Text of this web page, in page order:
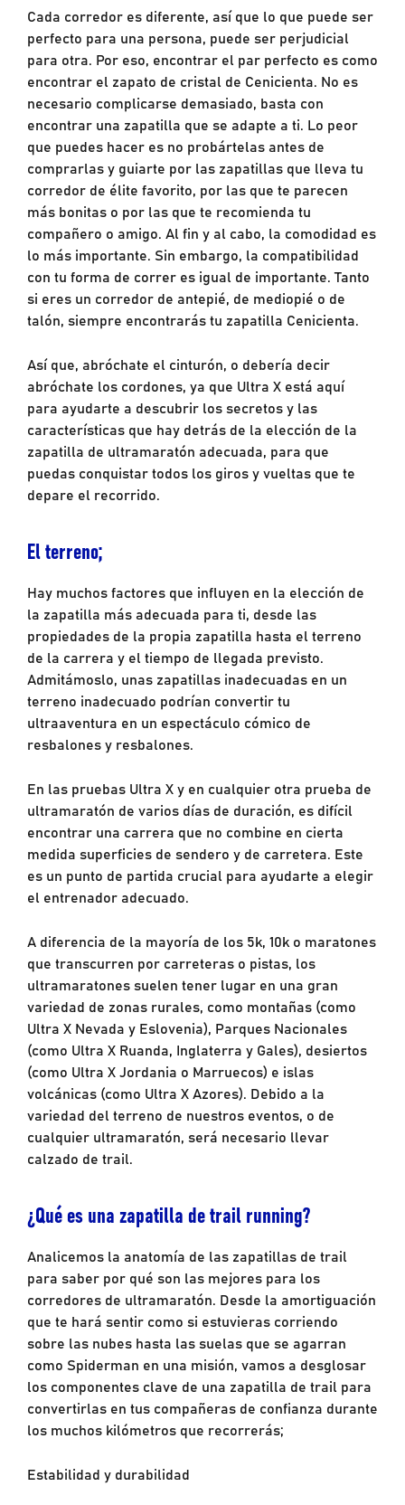
Cada corredor es diferente, así que lo que puede ser
perfecto para una persona, puede ser perjudicial
para otra. Por eso, encontrar el par perfecto es como
encontrar el zapato de cristal de Cenicienta. No es
necesario complicarse demasiado, basta con
encontrar una zapatilla que se adapte a ti. Lo peor
que puedes hacer es no probártelas antes de
comprarlas y guiarte por las zapatillas que lleva tu
corredor de élite favorito, por las que te parecen
más bonitas o por las que te recomienda tu
compañero o amigo. Al fin y al cabo, la comodidad es
lo más importante. Sin embargo, la compatibilidad
con tu forma de correr es igual de importante. Tanto
si eres un corredor de antepié, de mediopié o de
talón, siempre encontrarás tu zapatilla Cenicienta.
Así que, abróchate el cinturón, o debería decir
abróchate los cordones, ya que Ultra X está aquí
para ayudarte a descubrir los secretos y las
características que hay detrás de la elección de la
zapatilla de ultramaratón adecuada, para que
puedas conquistar todos los giros y vueltas que te
depare el recorrido.
El terreno;
Hay muchos factores que influyen en la elección de
la zapatilla más adecuada para ti, desde las
propiedades de la propia zapatilla hasta el terreno
de la carrera y el tiempo de llegada previsto.
Admitámoslo, unas zapatillas inadecuadas en un
terreno inadecuado podrían convertir tu
ultraaventura en un espectáculo cómico de
resbalones y resbalones.
En las pruebas Ultra X y en cualquier otra prueba de
ultramaratón de varios días de duración, es difícil
encontrar una carrera que no combine en cierta
medida superficies de sendero y de carretera. Este
es un punto de partida crucial para ayudarte a elegir
el entrenador adecuado.
A diferencia de la mayoría de los 5k, 10k o maratones
que transcurren por carreteras o pistas, los
ultramaratones suelen tener lugar en una gran
variedad de zonas rurales, como montañas (como
Ultra X Nevada y Eslovenia), Parques Nacionales
(como Ultra X Ruanda, Inglaterra y Gales), desiertos
(como Ultra X Jordania o Marruecos) e islas
volcánicas (como Ultra X Azores). Debido a la
variedad del terreno de nuestros eventos, o de
cualquier ultramaratón, será necesario llevar
calzado de trail.
¿Qué es una zapatilla de trail running?
Analicemos la anatomía de las zapatillas de trail
para saber por qué son las mejores para los
corredores de ultramaratón. Desde la amortiguación
que te hará sentir como si estuvieras corriendo
sobre las nubes hasta las suelas que se agarran
como Spiderman en una misión, vamos a desglosar
los componentes clave de una zapatilla de trail para
convertirlas en tus compañeras de confianza durante
los muchos kilómetros que recorrerás;
Estabilidad y durabilidad